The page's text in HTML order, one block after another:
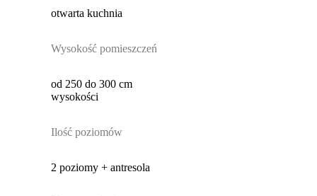
otwarta kuchnia
Wysokość pomieszczeń
od 250 do 300 cm
wysokości
Ilość poziomów
2 poziomy + antresola